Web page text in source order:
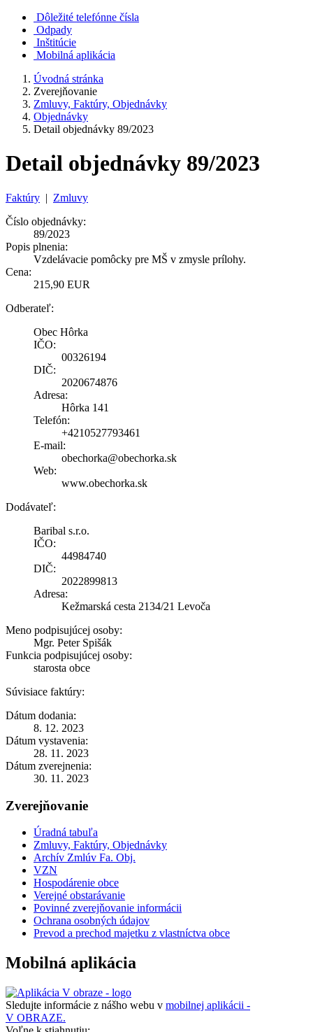
Dôležité telefónne čísla
Odpady
Inštitúcie
Mobilná aplikácia
Úvodná stránka
Zverejňovanie
Zmluvy, Faktúry, Objednávky
Objednávky
Detail objednávky 89/2023
Detail objednávky 89/2023
Faktúry | Zmluvy
Číslo objednávky:
89/2023
Popis plnenia:
Vzdelávacie pomôcky pre MŠ v zmysle prílohy.
Cena:
215,90 EUR
Odberateľ:
Obec Hôrka
IČO:
00326194
DIČ:
2020674876
Adresa:
Hôrka 141
Telefón:
+4210527793461
E-mail:
obechorka@obechorka.sk
Web:
www.obechorka.sk
Dodávateľ:
Baribal s.r.o.
IČO:
44984740
DIČ:
2022899813
Adresa:
Kežmarská cesta 2134/21 Levoča
Meno podpisujúcej osoby:
Mgr. Peter Spišák
Funkcia podpisujúcej osoby:
starosta obce
Súvisiace faktúry:
Dátum dodania:
8. 12. 2023
Dátum vystavenia:
28. 11. 2023
Dátum zverejnenia:
30. 11. 2023
Zverejňovanie
Úradná tabuľa
Zmluvy, Faktúry, Objednávky
Archív Zmlúv Fa. Obj.
VZN
Hospodárenie obce
Verejné obstarávanie
Povinné zverejňovanie informácii
Ochrana osobných údajov
Prevod a prechod majetku z vlastníctva obce
Mobilná aplikácia
Sledujte informácie z nášho webu v mobilnej aplikácii -
V OBRAZE.